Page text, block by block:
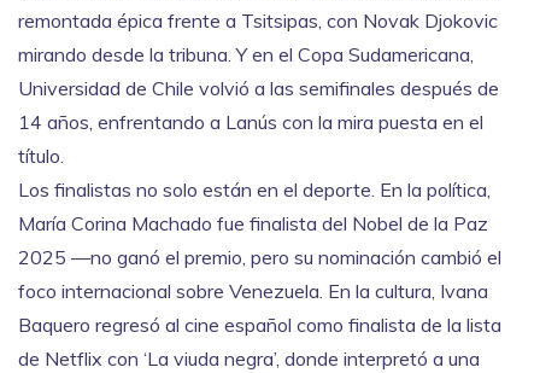
remontada épica frente a Tsitsipas, con Novak Djokovic
mirando desde la tribuna. Y en el Copa Sudamericana,
Universidad de Chile volvió a las semifinales después de
14 años, enfrentando a Lanús con la mira puesta en el
título.
Los finalistas no solo están en el deporte. En la política,
María Corina Machado fue finalista del Nobel de la Paz
2025 —no ganó el premio, pero su nominación cambió el
foco internacional sobre Venezuela. En la cultura, Ivana
Baquero regresó al cine español como finalista de la lista
de Netflix con ‘La viuda negra’, donde interpretó a una